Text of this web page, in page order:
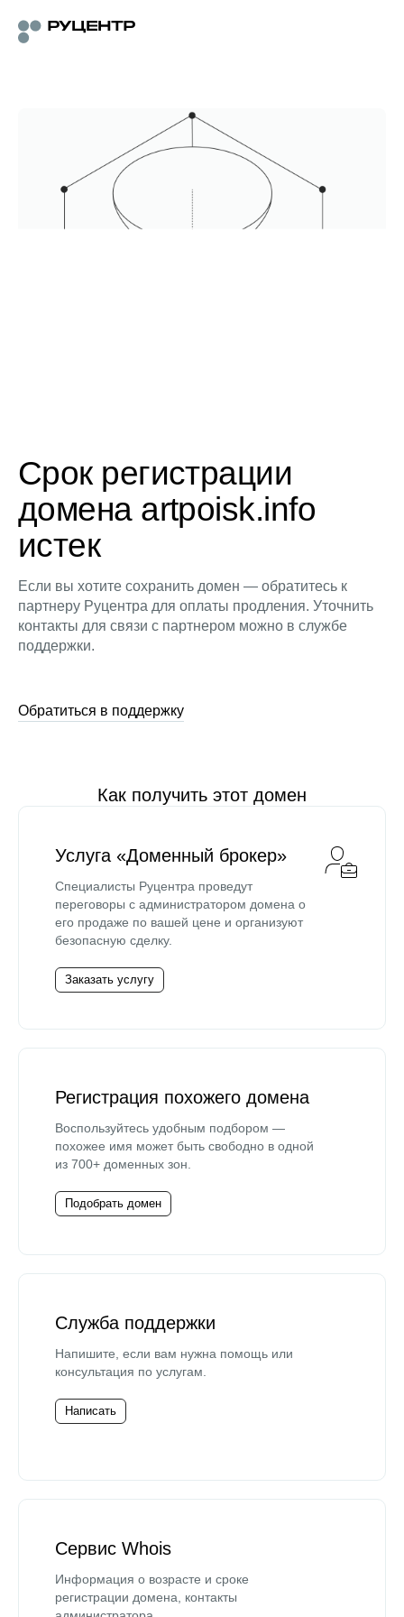
Срок регистрации
домена artpoisk.info
истек
Если вы хотите сохранить домен — обратитесь к
партнеру Руцентра для оплаты продления. Уточнить
контакты для связи с партнером можно в службе
поддержки.
Обратиться в поддержку
Как получить этот домен
Услуга «Доменный брокер»
Специалисты Руцентра проведут
переговоры с администратором домена о
его продаже по вашей цене и организуют
безопасную сделку.
Заказать услугу
Регистрация похожего домена
Воспользуйтесь удобным подбором —
похожее имя может быть свободно в одной
из 700+ доменных зон.
Подобрать домен
Служба поддержки
Напишите, если вам нужна помощь или
консультация по услугам.
Написать
Сервис Whois
Информация о возрасте и сроке
регистрации домена, контакты